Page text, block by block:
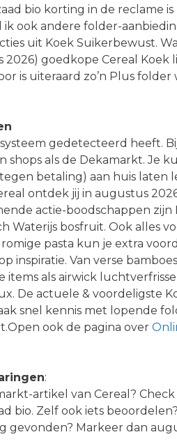
bio korting in de reclame
ik ook andere folder-
uit Koek Suikerbewust.
goedkope Cereal Koek
is uiteraard zo’n Plus folder
gedetecteerd heeft.
shops als de Dekamarkt. Je
betaling) aan huis laten
ontdek jij in augustus
actie-boodschappen zijn
Waterijs bosfruit. Ook alles
pasta kun je extra
inspiratie. Van verse
als airwick
De actuele & voordeligste
snel kennis met lopende
ook de pagina over
:
artikel van Cereal? Check
bio. Zelf ook iets
gevonden? Markeer dan